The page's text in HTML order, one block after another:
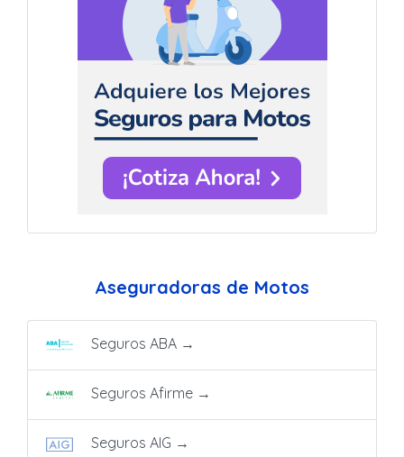
Aseguradoras de Motos
Seguros ABA →
Seguros Afirme →
Seguros AIG →